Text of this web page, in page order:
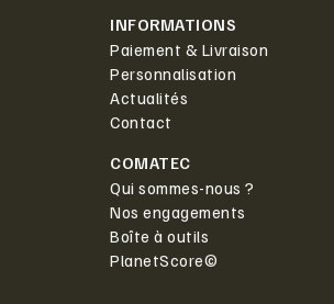
INFORMATIONS
Paiement & Livraison
Personnalisation
Actualités
Contact
COMATEC
Qui sommes-nous ?
Nos engagements
Boîte à outils
PlanetScore©